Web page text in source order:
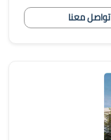
تواصل معنا